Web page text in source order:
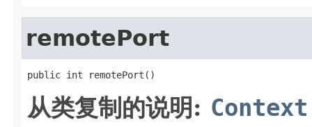
remotePort
public int remotePort()
从类复制的说明: Context